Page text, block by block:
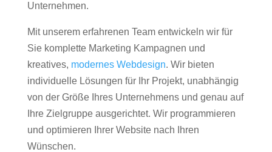
Unternehmen.
Mit unserem erfahrenen Team entwickeln wir für
Sie komplette Marketing Kampagnen und
kreatives, modernes Webdesign. Wir bieten
individuelle Lösungen für Ihr Projekt, unabhängig
von der Größe Ihres Unternehmens und genau auf
Ihre Zielgruppe ausgerichtet. Wir programmieren
und optimieren Ihrer Website nach Ihren
Wünschen.